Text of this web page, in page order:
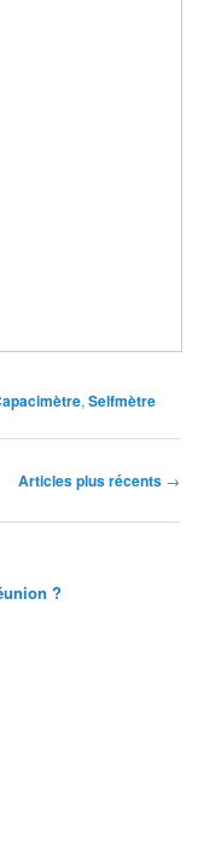
,Selfmètre
Articles plus récents →
?